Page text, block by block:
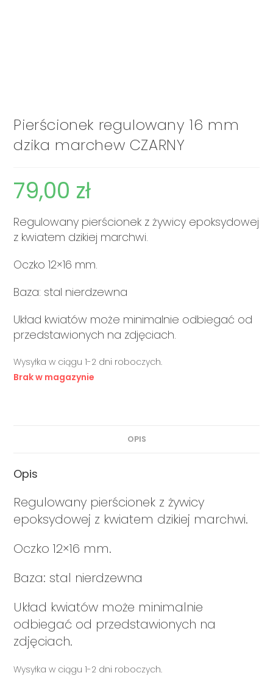
Pierścionek regulowany 16 mm
dzika marchew CZARNY
79,00 zł
Regulowany pierścionek z żywicy epoksydowej
z kwiatem dzikiej marchwi.
Oczko 12×16 mm.
Baza: stal nierdzewna
Układ kwiatów może minimalnie odbiegać od
przedstawionych na zdjęciach.
Wysyłka w ciągu 1-2 dni roboczych.
Brak w magazynie
OPIS
Opis
Regulowany pierścionek z żywicy
epoksydowej z kwiatem dzikiej marchwi.
Oczko 12×16 mm.
Baza: stal nierdzewna
Układ kwiatów może minimalnie
odbiegać od przedstawionych na
zdjęciach.
Wysyłka w ciągu 1-2 dni roboczych.